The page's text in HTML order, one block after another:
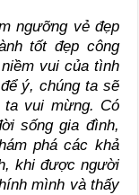
ngưỡng vẻ đẹp
tốt đẹp công
vui của tình
ý, chúng ta sẽ
ta vui mừng. Có
sống gia đình,
phá các khả
khi được người
mình và thấy